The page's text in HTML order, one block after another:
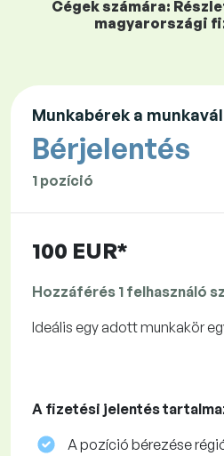
Cégek számára:
magyarországi
Munkabérek a
Bérjelentés
1 pozíció
100 EUR*
Hozzáférés 1 felhasználó
Ideális egy adott munkakör
A fizetési jelentés
A pozíció bérezése